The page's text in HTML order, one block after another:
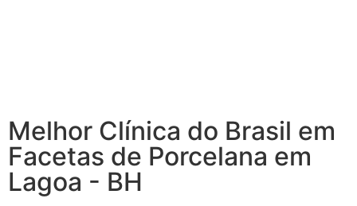
Melhor Clínica do Brasil em
Facetas de Porcelana em
Lagoa - BH